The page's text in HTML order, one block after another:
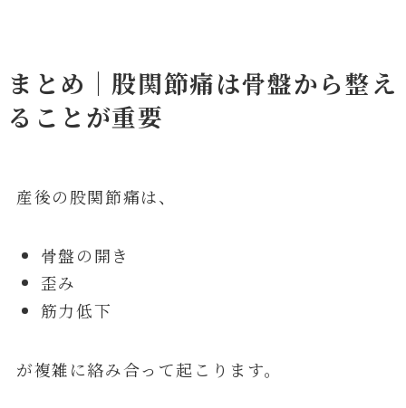
まとめ｜股関節痛は骨盤から整え
ることが重要
産後の股関節痛は、
骨盤の開き
歪み
筋力低下
が複雑に絡み合って起こります。